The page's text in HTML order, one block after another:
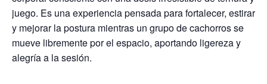
juego. Es una experiencia pensada para fortalecer, estirar
y mejorar la postura mientras un grupo de cachorros se
mueve libremente por el espacio, aportando ligereza y
alegría a la sesión.